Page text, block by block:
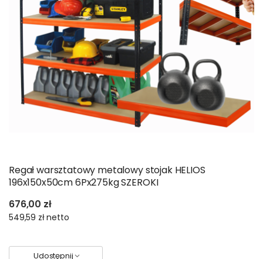
Regał warsztatowy metalowy stojak HELIOS
196x150x50cm 6Px275kg SZEROKI
676,00 zł
549,59 złnetto
Udostępnij